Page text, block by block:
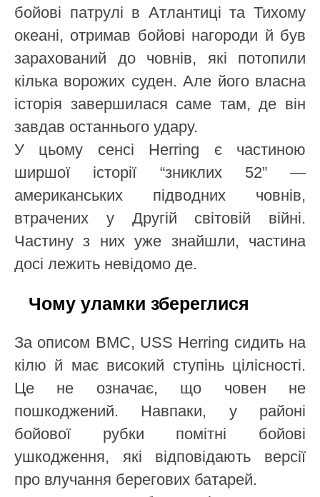
бойові патрулі в Атлантиці та Тихому
океані, отримав бойові нагороди й був
зарахований до човнів, які потопили
кілька ворожих суден. Але його власна
історія завершилася саме там, де він
завдав останнього удару.
У цьому сенсі Herring є частиною
ширшої історії “зниклих 52” —
американських підводних човнів,
втрачених у Другій світовій війні.
Частину з них уже знайшли, частина
досі лежить невідомо де.
Чому уламки збереглися
За описом ВМС, USS Herring сидить на
кілю й має високий ступінь цілісності.
Це не означає, що човен не
пошкоджений. Навпаки, у районі
бойової рубки помітні бойові
ушкодження, які відповідають версії
про влучання берегових батарей.